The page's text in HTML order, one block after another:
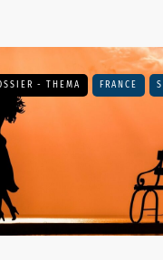
- THEMA FRANCE